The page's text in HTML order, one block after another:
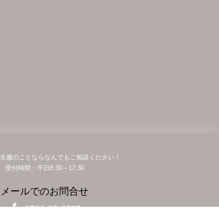
服のことならなんでもご相談ください！
受付時間：平日8:30～17:30
メールでのお問合せ
0766-25-2525